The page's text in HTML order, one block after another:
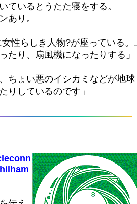
ているとうたた寝をする。
あり。
性らしき人物?が座っている。
たり、扇風機になったりする」
ちょい悪のイシカミなどが地球
りしているのです」